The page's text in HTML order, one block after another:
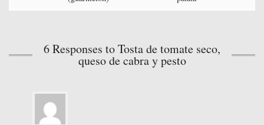
6 Responses to Tosta de tomate seco,
queso de cabra y pesto